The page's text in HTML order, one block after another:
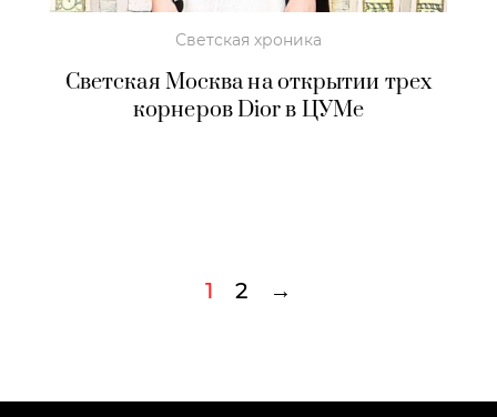
Светская хроника
Светская Москва на открытии трех
корнеров Dior в ЦУМе
1 2 →